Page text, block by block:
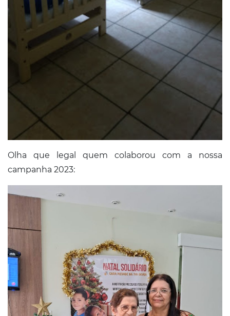
Olha que legal quem colaborou com a nossa
campanha 2023: